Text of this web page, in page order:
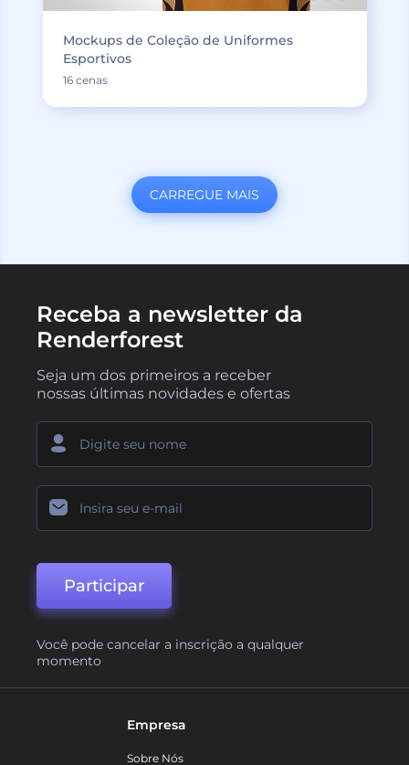
Mockups de Coleção de Uniformes
Esportivos
16 cenas
CARREGUE MAIS
Receba a newsletter da
Renderforest
Seja um dos primeiros a receber
nossas últimas novidades e ofertas
Participar
Você pode cancelar a inscrição a qualquer
momento
Empresa
Sobre Nós